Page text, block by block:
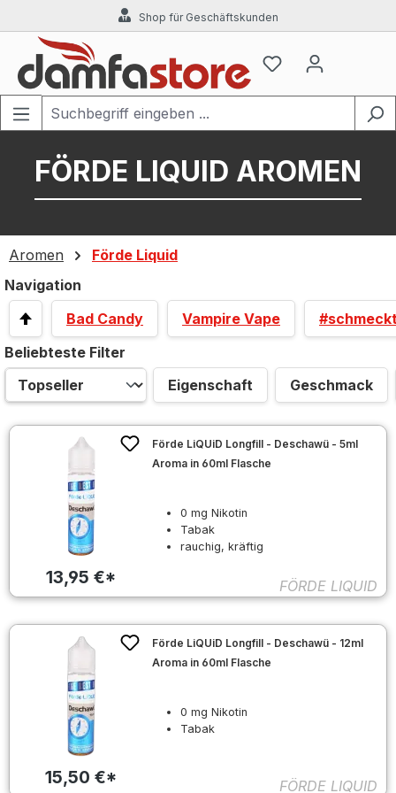
Zum Hauptinhalt springenShop für Geschäftskunden
FÖRDE LIQUID AROMEN
Aromen
Förde Liquid
Navigation
Bad Candy
Vampire Vape
Beliebteste Filter
Eigenschaft
Geschmack
13,95 €*
Förde LiQUiD Longfill - Deschawü - 5ml
Aroma in 60ml Flasche
0 mg Nikotin
Tabak
rauchig, kräftig
FÖRDE LIQUID
15,50 €*
Förde LiQUiD Longfill - Deschawü - 12ml
Aroma in 60ml Flasche
0 mg Nikotin
Tabak
FÖRDE LIQUID